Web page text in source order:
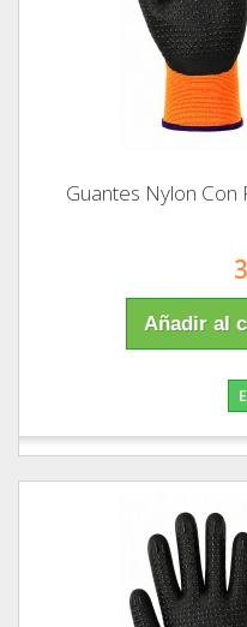
Guantes Nylon Con
Añadir al